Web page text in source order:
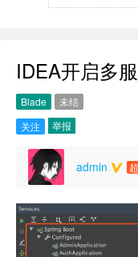
IDEA开启多
Blade
未结
关注
举报
admin